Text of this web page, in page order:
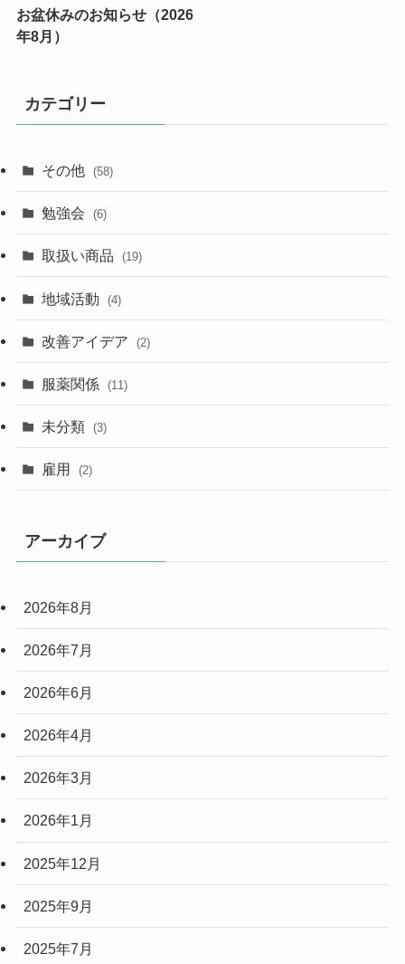
お盆休みのお知らせ（2026
年8月）
カテゴリー
その他 (58)
勉強会 (6)
取扱い商品 (19)
地域活動 (4)
改善アイデア (2)
服薬関係 (11)
未分類 (3)
雇用 (2)
アーカイブ
2026年8月
2026年7月
2026年6月
2026年4月
2026年3月
2026年1月
2025年12月
2025年9月
2025年7月